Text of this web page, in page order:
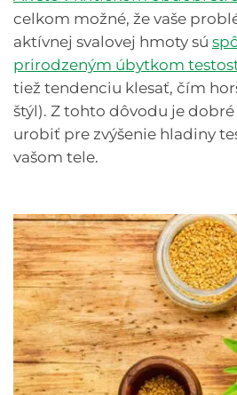
celkom možné, že vaše
aktívnej svalovej hmoty sú
prirodzeným úbytkom
tiež tendenciu klesať, čím
štýl). Z tohto dôvodu je
urobiť pre zvýšenie hladiny
vašom tele.